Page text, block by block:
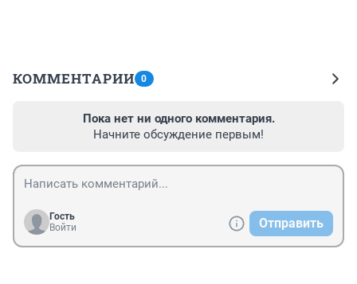
КОММЕНТАРИИ 0
Пока нет ни одного комментария.
Начните обсуждение первым!
Гость
Войти
Отправить